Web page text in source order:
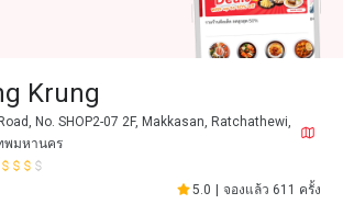
Krung
No. SHOP2-07 2F, Makkasan, Ratchathewi,
พมหานคร
5.0 จองแล้ว 611 ครั้ง